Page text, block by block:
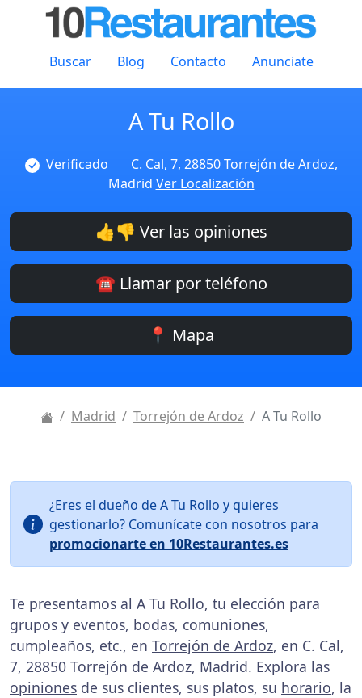
Buscar Blog Contacto Anunciate
A Tu Rollo
Verificado
C. Cal, 7, 28850 Torrejón de Ardoz,
Madrid Ver Localización
👍👎 Ver las opiniones
☎️ Llamar por teléfono
📍 Mapa
Madrid Torrejón de Ardoz A Tu Rollo
¿Eres el dueño de A Tu Rollo y quieres
gestionarlo? Comunícate con nosotros para
promocionarte en 10Restaurantes.es
Te presentamos al A Tu Rollo, tu elección para
grupos y eventos, bodas, comuniones,
cumpleaños, etc., en Torrejón de Ardoz, en C. Cal,
7, 28850 Torrejón de Ardoz, Madrid. Explora las
opiniones de sus clientes, sus platos, su horario, la